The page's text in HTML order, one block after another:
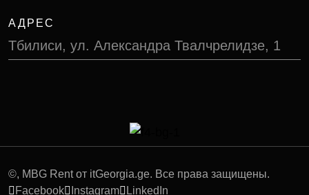
АДРЕС
Тбилиси, ул. Александра Твалчрелидзе, 1
©, MBG Rent от itGeorgia.ge. Все права защищены.
Facebook
Instagram LinkedIn